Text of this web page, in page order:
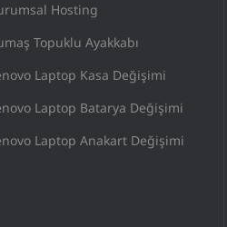
Hosting
Topuklu Ayakkabı
Laptop Kasa Değişimi
Laptop Batarya Değişimi
Laptop Anakart Değişimi